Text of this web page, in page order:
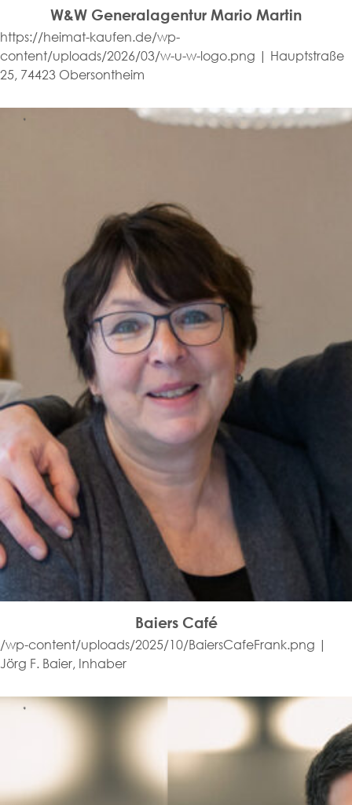
W&W Generalagentur Mario Martin
https://heimat-kaufen.de/wp-
content/uploads/2026/03/w-u-w-logo.png | Hauptstraße
25, 74423 Obersontheim
Baiers Café
/wp-content/uploads/2025/10/BaiersCafeFrank.png |
Jörg F. Baier, Inhaber